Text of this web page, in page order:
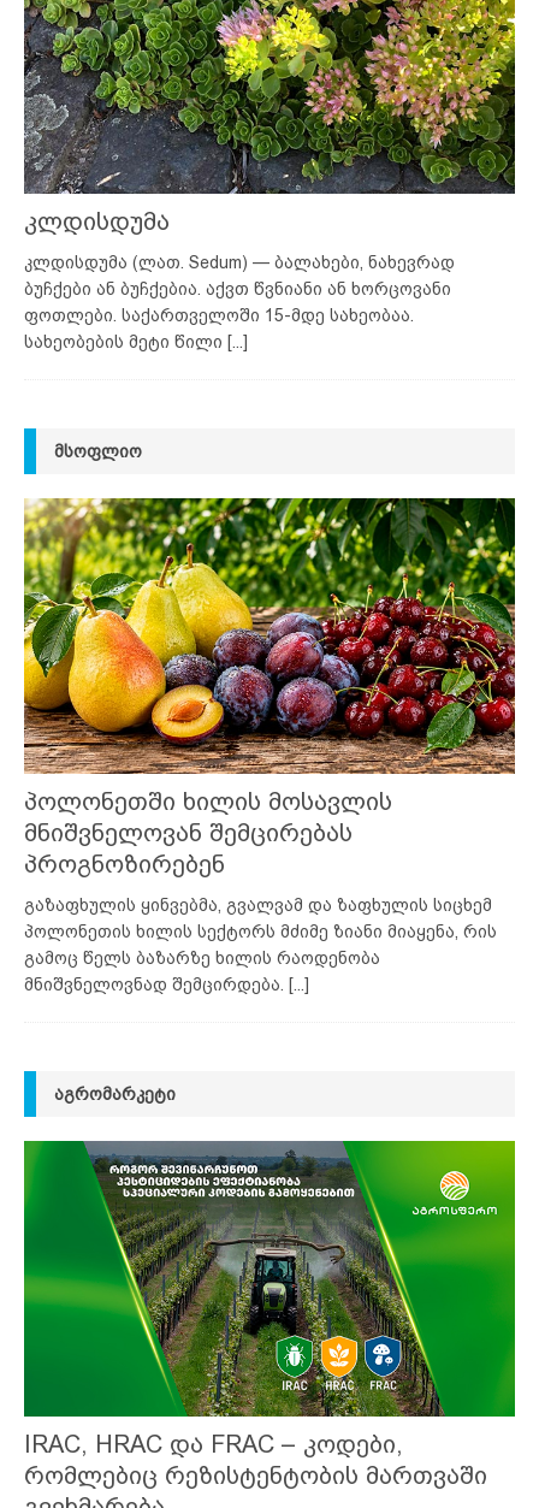
კლდისდუმა
კლდისდუმა (ლათ. Sedum) — ბალახები, ნახევრად
ბუჩქები ან ბუჩქებია. აქვთ წვნიანი ან ხორცოვანი
ფოთლები. საქართველოში 15-მდე სახეობაა.
სახეობების მეტი წილი [...]
ᲛᲡᲝᲤᲚᲘᲝ
პოლონეთში ხილის მოსავლის
მნიშვნელოვან შემცირებას
პროგნოზირებენ
გაზაფხულის ყინვებმა, გვალვამ და ზაფხულის სიცხემ
პოლონეთის ხილის სექტორს მძიმე ზიანი მიაყენა, რის
გამოც წელს ბაზარზე ხილის რაოდენობა
მნიშვნელოვნად შემცირდება.
[...]
ᲐᲒᲠᲝᲛᲐᲠᲙᲔᲢᲘ
IRAC, HRAC და FRAC – კოდები,
რომლებიც რეზისტენტობის მართვაში